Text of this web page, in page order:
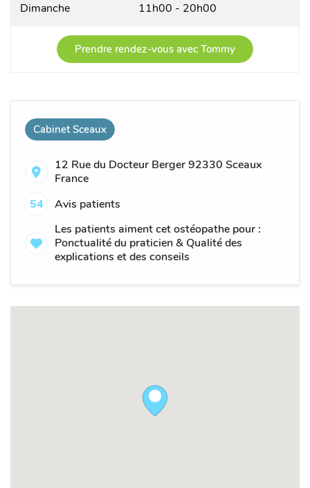
Cabinet Sceaux
12 Rue du Docteur Berger 92330 Sceaux
France
54
Avis patients
Les patients aiment cet ostéopathe pour :
Ponctualité du praticien & Qualité des
explications et des conseils
Dimanche 11h00 - 20h00
Prendre rendez-vous avec Tommy